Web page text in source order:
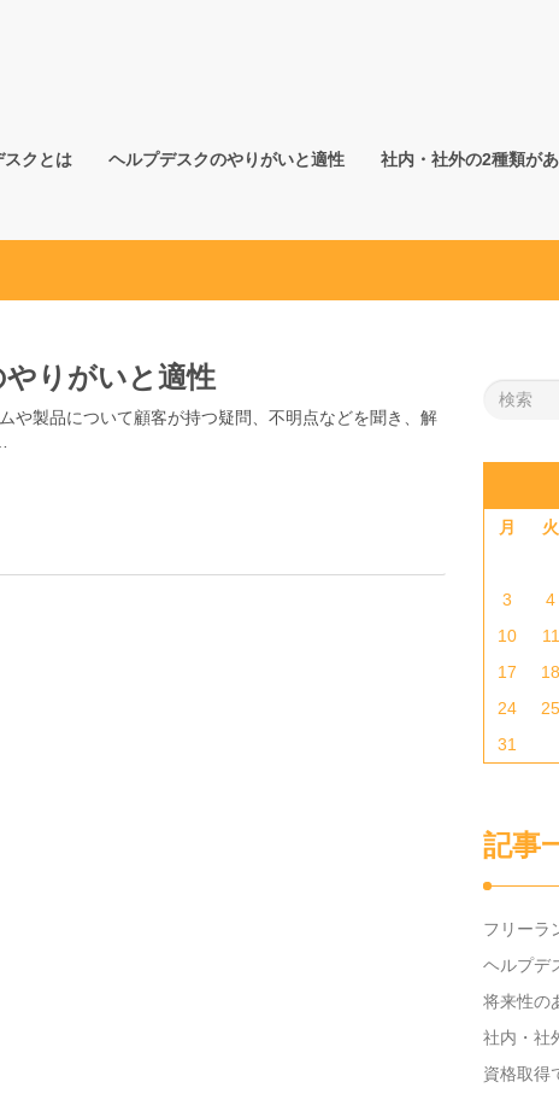
スクとは ヘルプデスクのやりがいと適性
社内・社外の2種類が
りがいと適性
や製品について顧客が持つ疑問、不明点などを聞き、解
月 火
3
4
10
11
17
18
24
25
31
記事
フリーラ
ヘルプデ
将来性の
社内・社
資格取得